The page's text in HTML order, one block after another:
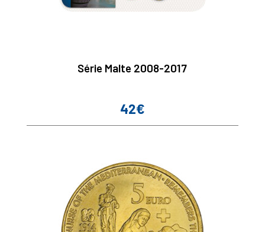
Série Malte 2008-2017
Prix
42€